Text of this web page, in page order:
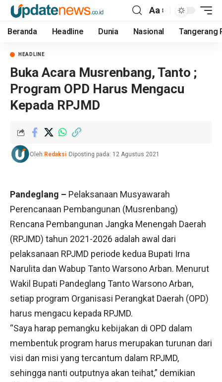
Aa
Beranda Headline Dunia Nasional Tangerang
HEADLINE
Buka Acara Musrenbang, Tanto ;
Program OPD Harus Mengacu
Kepada RPJMD
Oleh: Redaksi Diposting pada: 12 Agustus 2021
Pandeglang – Pelaksanaan Musyawarah
Perencanaan Pembangunan (Musrenbang)
Rencana Pembangunan Jangka Menengah Daerah
(RPJMD) tahun 2021-2026 adalah awal dari
pelaksanaan RPJMD periode kedua Bupati Irna
Narulita dan Wabup Tanto Warsono Arban. Menurut
Wakil Bupati Pandeglang Tanto Warsono Arban,
setiap program Organisasi Perangkat Daerah (OPD)
harus mengacu kepada RPJMD.
“Saya harap pemangku kebijakan di OPD dalam
membentuk program harus merupakan turunan dari
visi dan misi yang tercantum dalam RPJMD,
sehingga nanti outputnya akan teihat,” demikian